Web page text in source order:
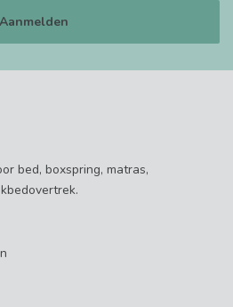
Aanmelden
bed, boxspring, matras,